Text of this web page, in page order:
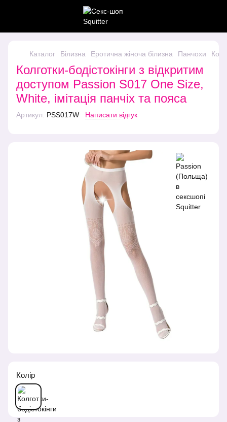
Каталог Білизна Еротична жіноча білизна Панчохи
Колготки-бодістокінги з відкритим
доступом Passion S017 One Size,
White, імітація панчіх та пояса
Артикул: PSS017W Написати відгук
Колір